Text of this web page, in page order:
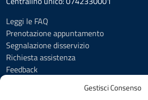
Gestisci Consenso
Leggi le FAQ
Prenotazione appuntamento
Segnalazione disservizio
Richiesta assistenza
Feedback